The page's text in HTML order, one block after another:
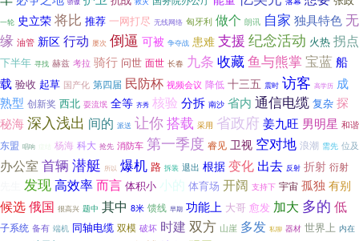
一轮 史立荣 将比 推荐 一网打尽 无线网络 匈牙利 做个 朗讯 自家 独具特色 无
缘 油管 新区 行动 屡次 倒逼 可被 争夺战 患难 支援 纪念活动 火热 拐点
下半年 寻找 赫兹 考拉 骑行 问世 面世 长春 九条 收藏鱼与熊掌 宝蓝 船
载 验收 起草 国产化 第四届 民防杯 视频会议 降低 十三五 震时 访客 高学历 成
熟型 创新奖 西北 耍流氓 全等 齐秀 核验 分拆 南沙 省内 通信电缆 复杂 探
秘海深入浅出 间的 派送 让你搭载 采用 省政府 姜九旺 男明星 和谐
东盟 唱响 杨海 科大 抢先 消防车 第一季度 睿见 卫视 空对地 浪潮 需先 位及
办公室 首辆 潜艇 所以 爆机 路 拆装 退出 根据 变化 出去 反射 折射 衍射
发现高效率而言 体积小 小的 体育场 开阔 支持下 宇宙 孤独 有别
候选俄国 很高兴 题中 其中 8米 馈线 早期 功能上 大哥 愈发 加大 多的 低
子系统 备有 端机 同轴电缆 双模 破坏 时建 双方 山崖 多发 私聊 器材 世界上 内在